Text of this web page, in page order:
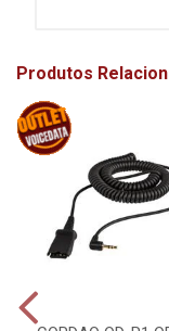
Produtos